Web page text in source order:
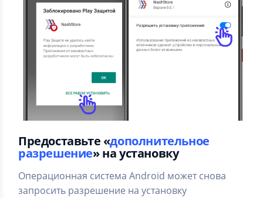
Предоставьте «дополнительное
разрешение» на установку
Операционная система Android может снова
запросить разрешение на установку